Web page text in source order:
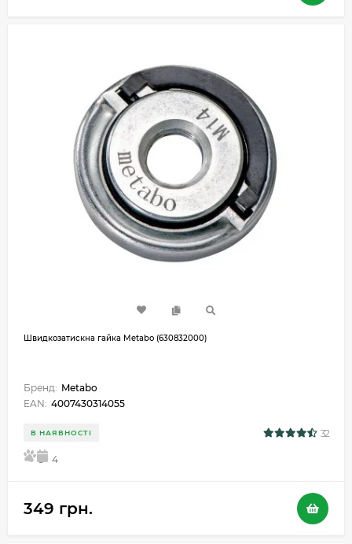
Швидкозатискна гайка Metabo (630832000)
Бренд: Metabo
EAN: 4007430314055
В НАЯВНОСТІ 32
5 4
349 грн.